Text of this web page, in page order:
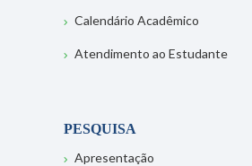
Calendário Acadêmico
Atendimento ao Estudante
PESQUISA
Apresentação